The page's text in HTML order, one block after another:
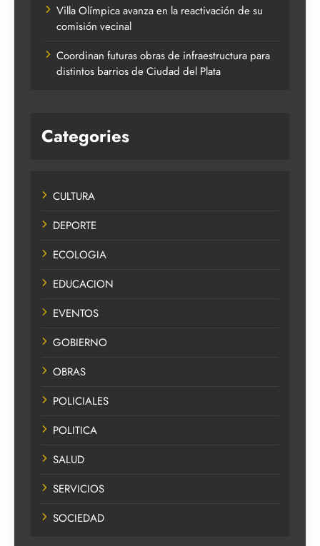
Villa Olímpica avanza en la reactivación de su
comisión vecinal
Coordinan futuras obras de infraestructura para
distintos barrios de Ciudad del Plata
Categories
CULTURA
DEPORTE
ECOLOGIA
EDUCACION
EVENTOS
GOBIERNO
OBRAS
POLICIALES
POLITICA
SALUD
SERVICIOS
SOCIEDAD